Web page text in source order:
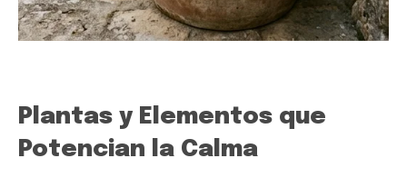
Plantas y Elementos que
Potencian la Calma